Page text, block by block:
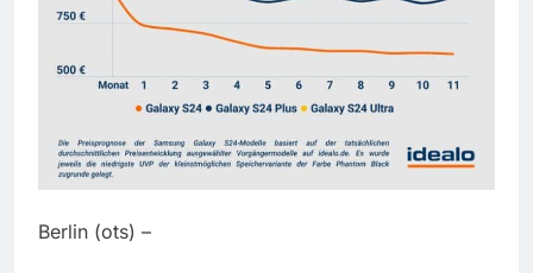
Berlin (ots) –